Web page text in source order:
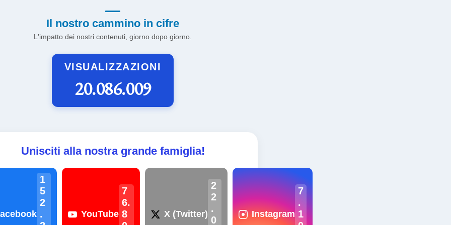
Il nostro cammino in cifre
L'impatto dei nostri contenuti, giorno dopo giorno.
VISUALIZZAZIONI
20.086.009
Unisciti alla nostra grande famiglia!
1
5
2
.
YouTube
7
6.
8
X (Twitter)
2
2
.
0
Instagram
7
.
1